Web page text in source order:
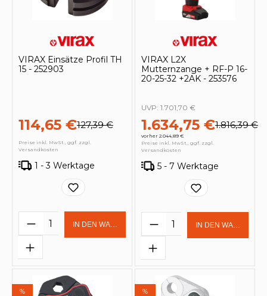
VIRAX Einsätze Profil TH
15 - 252903
114,65 €127,39 €
Preise inkl. MwSt., ggf. zzgl.
Versandkosten
1 - 3 Werktage
Produkt Anzahl: Gib den
IN DEN WARENKORB
VIRAX L2X
Mutternzange + RF-P 16-
20-25-32 +2AK - 253576
1.634,75 €1.816,39 €
vorher 2.044,89 €
UVP: 1.701,70 €
Preise inkl. MwSt., ggf. zzgl.
Versandkosten
5 - 7 Werktage
Produkt Anzahl:
IN DEN
% %